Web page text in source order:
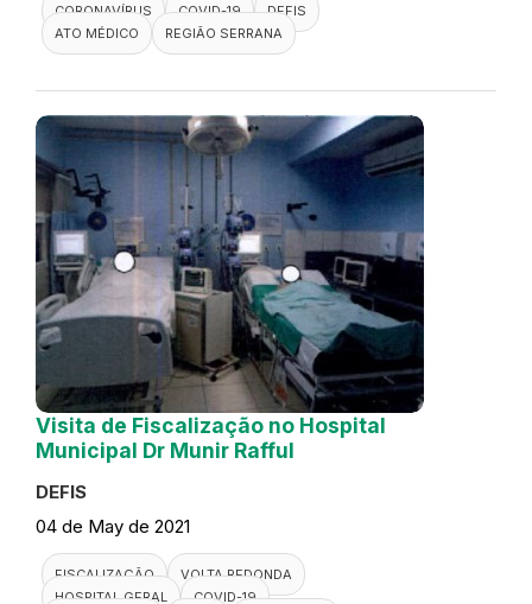
CORONAVÍRUS
COVID-19
DEFIS
ATO MÉDICO
REGIÃO SERRANA
Visita de Fiscalização no Hospital
Municipal Dr Munir Rafful
DEFIS
04 de May de 2021
FISCALIZAÇÃO
VOLTA REDONDA
HOSPITAL GERAL
COVID-19